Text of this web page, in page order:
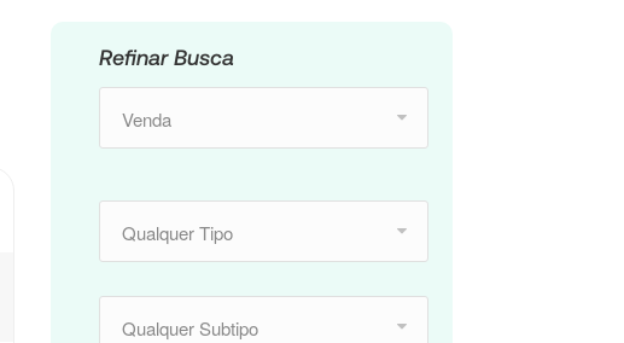
Refinar Busca
Venda
Qualquer Tipo
Qualquer Subtipo